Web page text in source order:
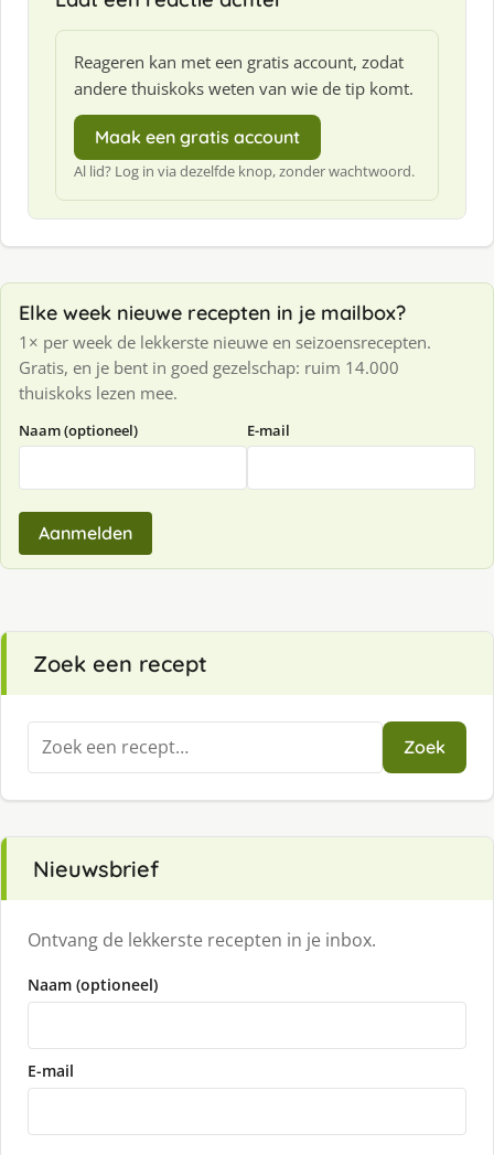
Reageren kan met een gratis account, zodat
andere thuiskoks weten van wie de tip komt.
Maak een gratis account
Al lid? Log in via dezelfde knop, zonder wachtwoord.
Elke week nieuwe recepten in je mailbox?
1× per week de lekkerste nieuwe en seizoensrecepten.
Gratis, en je bent in goed gezelschap: ruim 14.000
thuiskoks lezen mee.
Naam (optioneel) E-mail
Aanmelden
Zoek een recept
Zoeken
naar:
Zoek
Nieuwsbrief
Ontvang de lekkerste recepten in je inbox.
Naam (optioneel)
E-mail